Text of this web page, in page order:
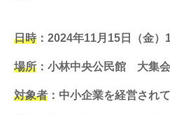
日時 ：2024年11月15日（金
場所 ：小林中央公民館 大集
対象者 ：中小企業を経営され